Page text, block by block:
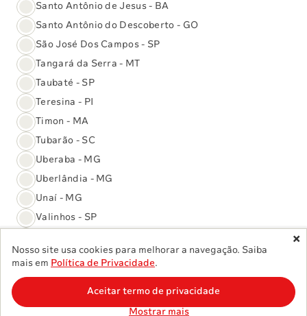
Nosso site usa cookies para melhorar a navegação. Saiba
mais em Política de Privacidade.
Aceitar termo de privacidade
Mostrar mais
Reconhecimentos
Unidades
Convênios
Reconhecimentos e conquistas:
© 2026 Grupo Sabin. Todos os direitos reservados.
Política de Privacidade
Santo Antônio de Jesus - BA
Santo Antônio do Descoberto - GO
São José Dos Campos - SP
Tangará da Serra - MT
Taubaté - SP
Teresina - PI
Timon - MA
Tubarão - SC
Uberaba - MG
Uberlândia - MG
Unaí - MG
Valinhos - SP
Várzea Grande - MT
Vinhedo - SP
Cancelar Minha localização